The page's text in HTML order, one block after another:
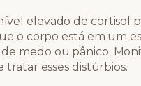
elevado de cortisol
o corpo está em um
medo ou pânico.
esses distúrbios.